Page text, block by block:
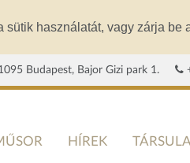
használatát, vagy zárja be
Budapest, Bajor Gizi park 1.
HÍREK